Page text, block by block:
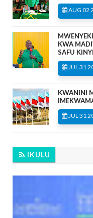
AUG 02
KWA
SAFU
JUL 31
KWANINI
JUL 31
IKULU